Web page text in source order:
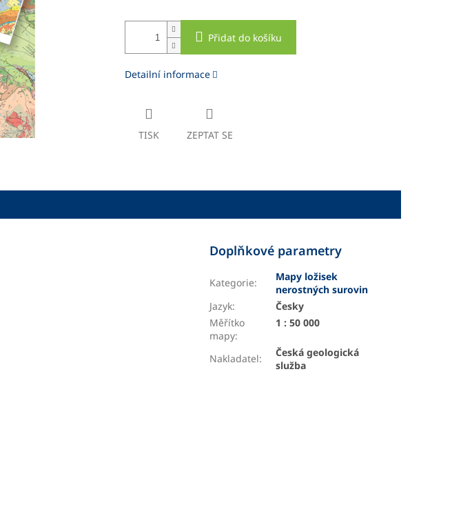
Přidat do košíku
Detailní informace
TISK ZEPTAT SE
Doplňkové parametry
Kategorie:
Mapy ložisek
nerostných surovin
Jazyk:
Česky
Měřítko
mapy:
1 : 50 000
Nakladatel:
Česká geologická
služba